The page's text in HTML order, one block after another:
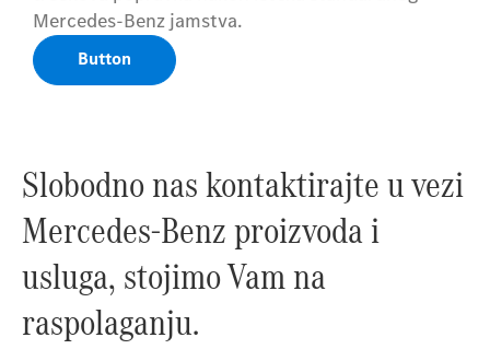
Mercedes-Benz jamstva.
Button
Slobodno nas kontaktirajte u vezi
Mercedes-Benz proizvoda i
usluga, stojimo Vam na
raspolaganju.